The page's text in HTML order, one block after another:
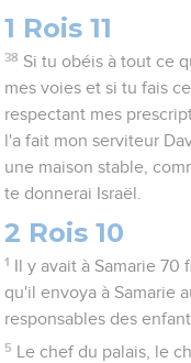
1 Rois 11
38 Si tu obéis à tout ce
mes voies et si tu fais
respectant mes
l'a fait mon serviteur
une maison stable,
te donnerai Israël.
2 Rois 10
1
Il y avait à Samarie
qu'il envoya à Samarie
responsables des
5
Le chef du palais, le